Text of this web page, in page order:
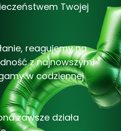
Twojej
reagujemy na
z najnowszymi
w codziennej
zawsze działa